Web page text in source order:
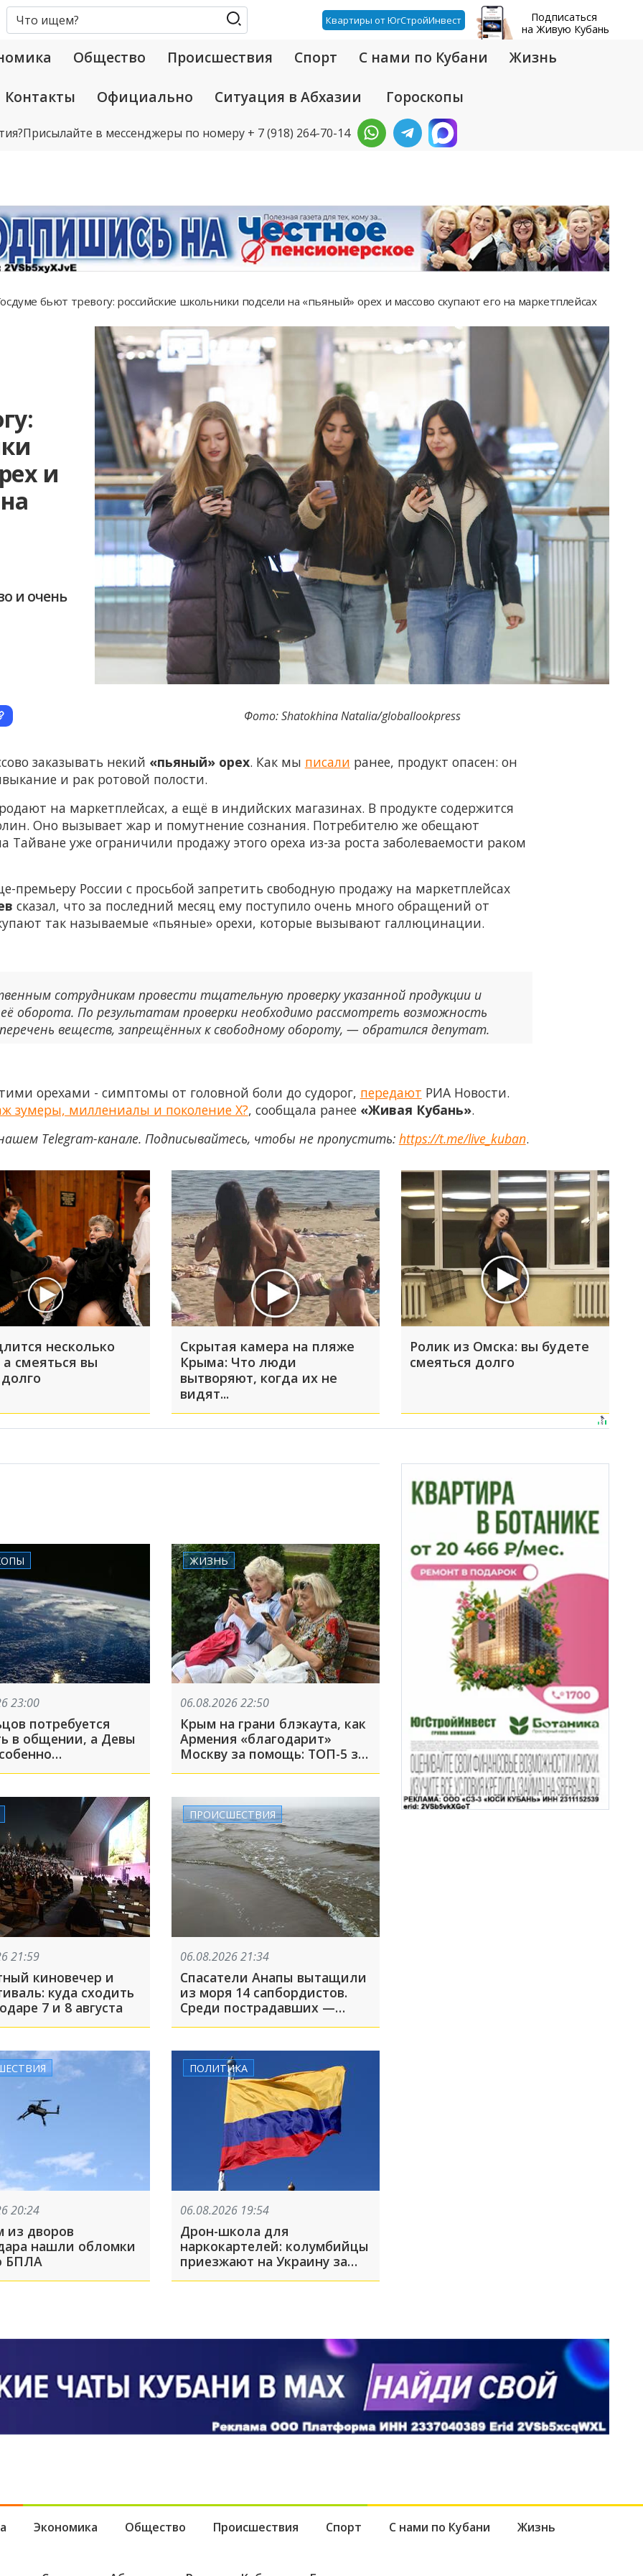
Квартиры от ЮгСтройИнвест
Подписаться
на Живую Кубань
Общество Происшествия Спорт С нами по Кубани Жизнь
Контакты Официально Ситуация в Абхазии Гороскопы
Присылайте в мессенджеры по номеру + 7 (918) 264-70-14
бьют тревогу: российские школьники подсели на «пьяный» орех и массово скупают его на маркетплейсах
и
и очень
Фото: Shatokhina Natalia/globallookpress
заказывать некий «пьяный» орех. Как мы писали ранее, продукт опасен: он
и рак ротовой полости.
на маркетплейсах, а ещё в индийских магазинах. В продукте содержится
Оно вызывает жар и помутнение сознания. Потребителю же обещают
уже ограничили продажу этого ореха из-за роста заболеваемости раком
премьеру России с просьбой запретить свободную продажу на маркетплейсах
сказал, что за последний месяц ему поступило очень много обращений от
так называемые «пьяные» орехи, которые вызывают галлюцинации.
сотрудникам провести тщательную проверку указанной продукции и
оборота. По результатам проверки необходимо рассмотреть возможность
веществ, запрещённых к свободному обороту, — обратился депутат.
орехами - симптомы от головной боли до судорог, передают РИА Новости.
зумеры, миллениалы и поколение Х?, сообщала ранее «Живая Кубань».
Telegram-канале. Подписывайтесь, чтобы не пропустить: https://t.me/live_kuban.
несколько
а смеяться вы
Скрытая камера на пляже
Крыма: Что люди
вытворяют, когда их не
видят...
Ролик из Омска: вы будете
смеяться долго
23:00
потребуется
в общении, а Девы
ЖИЗНЬ
06.08.2026 22:50
Крым на грани блэкаута, как
Армения «благодарит»
Москву за помощь: ТОП-5 за
6 августа
21:59
киновечер и
куда сходить
7 и 8 августа
ПРОИСШЕСТВИЯ
06.08.2026 21:34
Спасатели Анапы вытащили
из моря 14 сапбордистов.
Среди пострадавших —
целая группа детей
20:24
из дворов
нашли обломки
БПЛА
ПОЛИТИКА
06.08.2026 19:54
Дрон-школа для
наркокартелей: колумбийцы
приезжают на Украину за
опытом управления БПЛА
Экономика Общество Происшествия Спорт С нами по Кубани Жизнь